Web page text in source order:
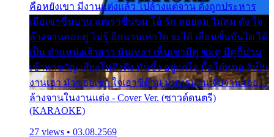
คือหยังเขา มีงานแต่งแล้ว ไปล้างแต่จาน ดั่งถูกประหาร
เมื่อเขาชื่นบาน แต่เราขื่นขม โอ้ รัก ลอยลม ไม่สม ดัง ใจ
ล้างจานคอยคู่ ไม่รู้ อีกนานเท่าใด จะได้ เลื่อนขั้นบันได ได้
เป็น ตำแหน่งเจ้าสาว มันเหงา เห็นเขามีคู่ ซมดู มีคู่ก็ม่วน
เข้าพาขวัญ เสียงโห่ตึงตึง มันซึ้ง อยู่แก่ใจ มื้อใด๋หนอ สิเป็น
งานเฮา มัวซอยเขา ใจเฮาซิด้าน มันทรมาน จับจาน เอย…
ล้างจานในงานแต่ง - Cover Ver. (ซาวด์ดนตรี)
(KARAOKE)
27 views • 03.08.2569